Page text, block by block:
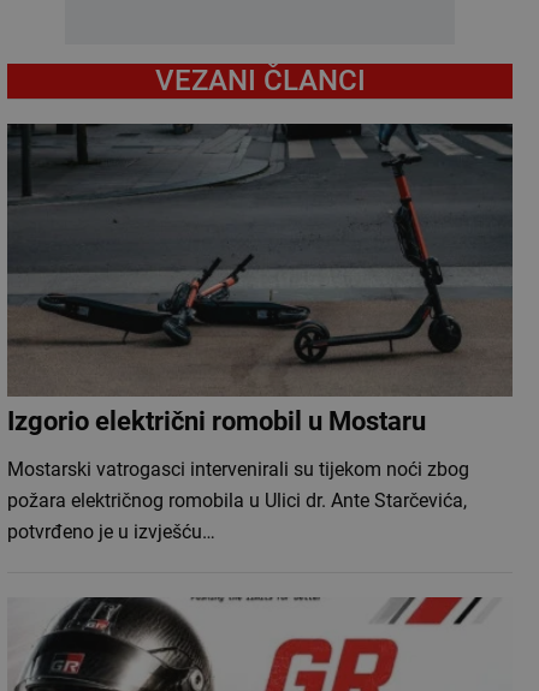
VEZANI ČLANCI
Izgorio električni romobil u Mostaru
Mostarski vatrogasci intervenirali su tijekom noći zbog
požara električnog romobila u Ulici dr. Ante Starčevića,
potvrđeno je u izvješću…